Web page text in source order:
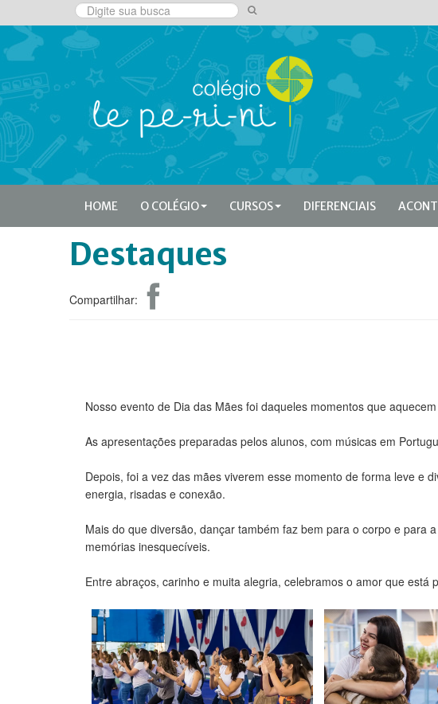
HOME O COLÉGIO CURSOS DIFERENCIAIS
Destaques
Compartilhar:
Nosso evento de Dia das Mães foi daqueles momentos que
As apresentações preparadas pelos alunos, com músicas em
Depois, foi a vez das mães viverem esse momento de forma leve e
energia, risadas e conexão.
Mais do que diversão, dançar também faz bem para o corpo e para
memórias inesquecíveis.
Entre abraços, carinho e muita alegria, celebramos o amor que